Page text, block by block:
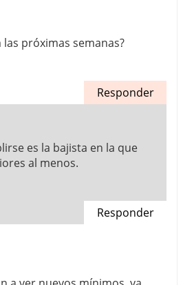
próximas semanas?
Responder
es la bajista en la que
al menos.
Responder